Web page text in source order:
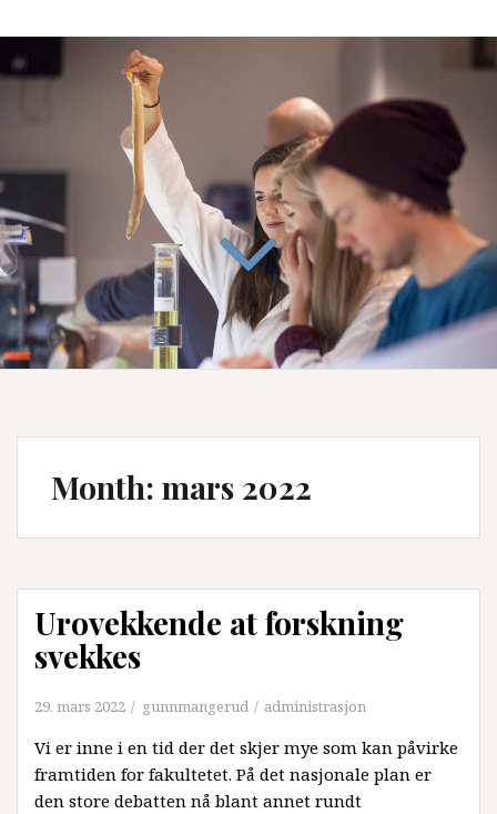
Month: mars 2022
Urovekkende at forskning
svekkes
29. mars 2022 gunnmangerud administrasjon
Vi er inne i en tid der det skjer mye som kan påvirke
framtiden for fakultetet. På det nasjonale plan er
den store debatten nå blant annet rundt